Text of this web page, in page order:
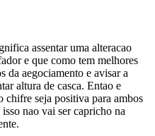
assentar uma alteracao
e que como tem melhores
da aegociamento e avisar a
altura de casca. Entao e
chifre seja positiva para ambos
nao vai ser capricho na